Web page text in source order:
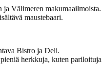
ja Välimeren makumaailmoista.
maustebaari.
Bistro ja Deli.
herkkuja, kuten